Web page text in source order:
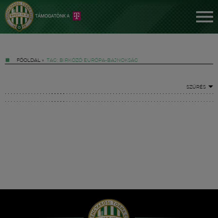
FŐOLDAL » TAG: BIRKÓZÓ EURÓPA-BAJNOKSÁG
SZŰRÉS
Hírek